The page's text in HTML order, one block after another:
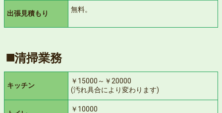
出張見積もり 無料。
◼️清掃業務
キッチン
￥15000～￥20000
(汚れ具合により変わります)
￥10000